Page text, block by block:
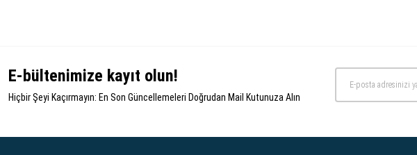
E-bültenimize kayıt olun!
Hiçbir Şeyi Kaçırmayın: En Son Güncellemeleri Doğrudan Mail Kutunuza Alın